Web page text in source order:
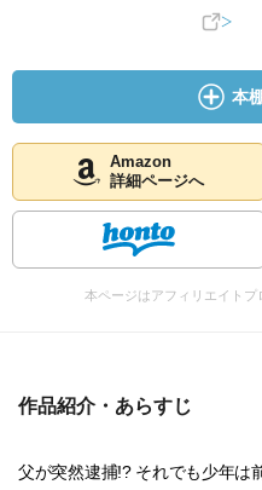
本
Amazon
詳細ページへ
本ページはアフィリエイト
作品紹介・あらすじ
父が突然逮捕!? それでも少年は